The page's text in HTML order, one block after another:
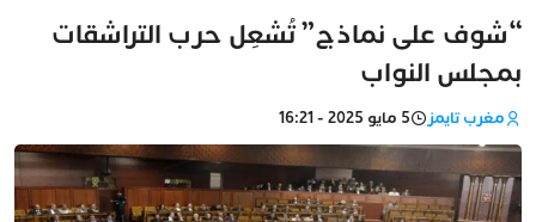
“شوف على نماذج” تُشعِل حرب التراشقات
بمجلس النواب
مغرب تايمز 5 مايو 2025 - 16:21